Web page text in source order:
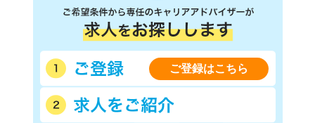
ご登録はこちら